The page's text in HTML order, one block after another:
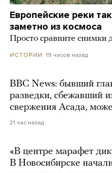
Европейские реки
заметно из космоса
Просто сравните снимки
ИСТОРИИ 19 часов назад
BBC News: бывший
разведки, сбежавший
свержения Асада,
21 час назад
«В центре марафет
В Новосибирске